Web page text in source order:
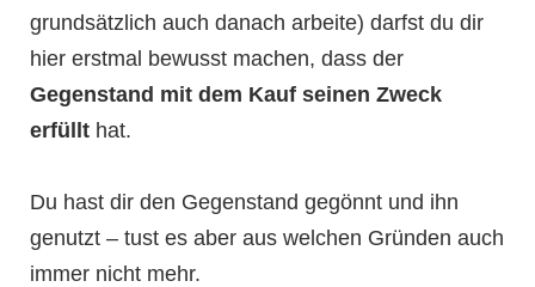
grundsätzlich auch danach arbeite) darfst du dir
hier erstmal bewusst machen, dass der
Gegenstand mit dem Kauf seinen Zweck
erfüllt hat.
Du hast dir den Gegenstand gegönnt und ihn
genutzt – tust es aber aus welchen Gründen auch
immer nicht mehr.